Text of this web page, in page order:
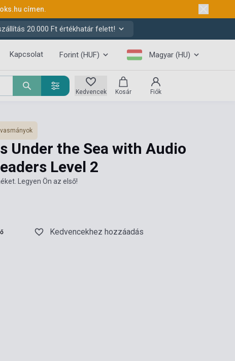
címen.
20.000 Ft értékhatár felett!
Kapcsolat Forint (HUF) Magyar (HU)
Kedvencek Kosár Fiók
Under the Sea with Audio
Level 2
Legyen Ön az első!
Kedvencekhez hozzáadás